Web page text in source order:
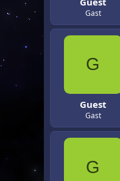
Gast
G
Guest
Gast
G